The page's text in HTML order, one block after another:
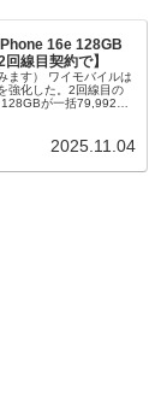
16e 128GB
線目契約で】
ます） ワイモバイルは
強化した。2回線目の
が一括79,992
2025.11.04